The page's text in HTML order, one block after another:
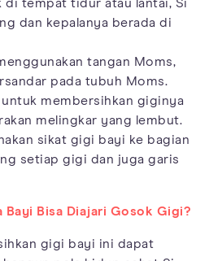
di tempat tidur atau lantai, Si
dan kepalanya berada di
tangan Moms,
pada tubuh Moms.
membersihkan giginya
melingkar yang lembut.
sikat gigi bayi ke bagian
setiap gigi dan juga garis
Bayi Bisa Diajari Gosok Gigi?
gigi bayi ini dapat